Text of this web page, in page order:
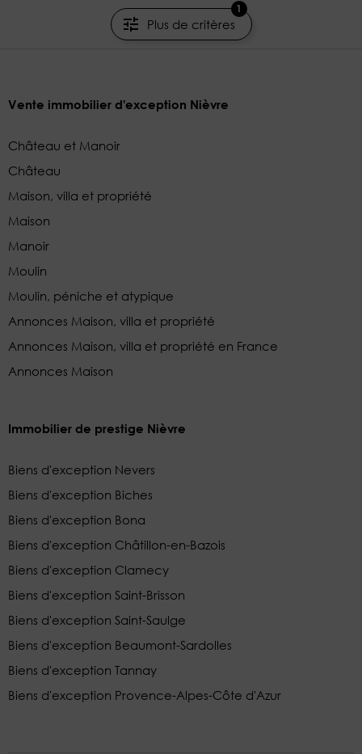
Plus de critères
1
Vente immobilier d'exception Nièvre
Château et Manoir
Château
Maison, villa et propriété
Maison
Manoir
Moulin
Moulin, péniche et atypique
Annonces Maison, villa et propriété
Annonces Maison, villa et propriété en France
Annonces Maison
Immobilier de prestige Nièvre
Biens d'exception Nevers
Biens d'exception Biches
Biens d'exception Bona
Biens d'exception Châtillon-en-Bazois
Biens d'exception Clamecy
Biens d'exception Saint-Brisson
Biens d'exception Saint-Saulge
Biens d'exception Beaumont-Sardolles
Biens d'exception Tannay
Biens d'exception Provence-Alpes-Côte d'Azur